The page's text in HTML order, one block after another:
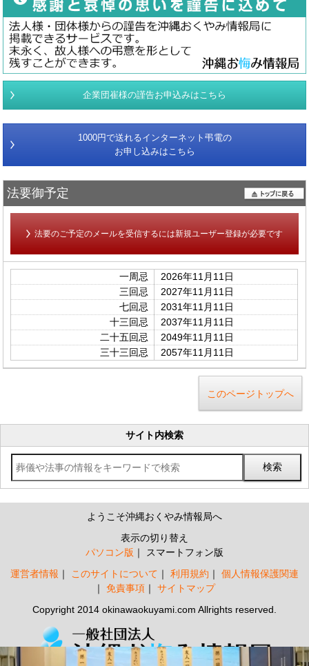
企業団崔様の謹告お申込みはこちら
1000円で送れるインターネット弔電の
お申し込みはこちら
法要御予定
法要のご予定のメールを受信するには新規ユーザー登録が必要です
一周忌
2026年11月11日
三回忌
2027年11月11日
七回忌
2031年11月11日
十三回忌
2037年11月11日
二十五回忌
2049年11月11日
三十三回忌
2057年11月11日
このページトップへ
サイト内検索
ようこそ沖縄おくやみ情報局へ
表示の切り替え
パソコン版
スマートフォン版
運営者情報
このサイトについて 利用規約
個人情報保護関連
免責事項
サイトマップ
Copyright 2014 okinawaokuyami.com Allrights reserved.